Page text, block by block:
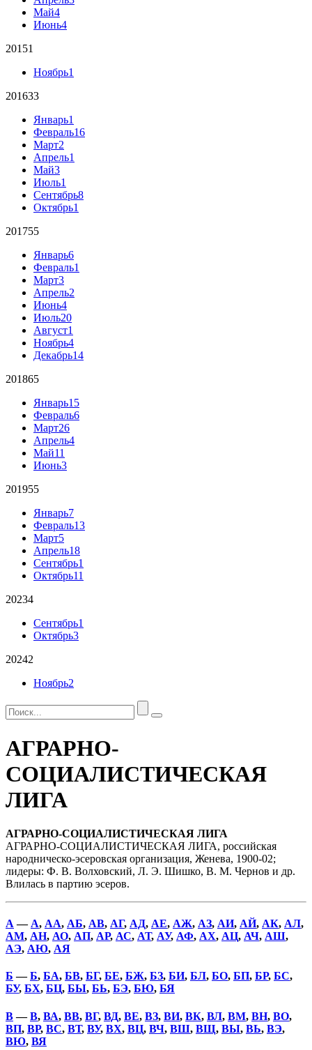
Май4
Июнь4
20151
Ноябрь1
201633
Январь1
Февраль16
Март2
Апрель1
Май3
Июль1
Сентябрь8
Октябрь1
201755
Январь6
Февраль1
Март3
Апрель2
Июнь4
Июль20
Август1
Ноябрь4
Декабрь14
201865
Январь15
Февраль6
Март26
Апрель4
Май11
Июнь3
201955
Январь7
Февраль13
Март5
Апрель18
Сентябрь1
Октябрь11
20234
Сентябрь1
Октябрь3
20242
Ноябрь2
АГРАРНО-
СОЦИАЛИСТИЧЕСКАЯ
ЛИГА
АГРАРНО-СОЦИАЛИСТИЧЕСКАЯ ЛИГА
АГРАРНО-СОЦИАЛИСТИЧЕСКАЯ ЛИГА, российская
народническо-эсеровская организация, Женева, 1900-02;
лидеры: Ф. В. Волховский, Л. Э. Шишко, В. М. Чернов и др.
Влилась в партию эсеров.
А — А, АА, АБ, АВ, АГ, АД, АЕ, АЖ, АЗ, АИ, АЙ, АК, АЛ,
АМ, АН, АО, АП, АР, АС, АТ, АУ, АФ, АХ, АЦ, АЧ, АШ,
АЭ, АЮ, АЯ
Б —Б, БА, БВ, БГ, БЕ, БЖ, БЗ, БИ, БЛ, БО, БП, БР, БС,
БУ, БХ, БЦ, БЫ, БЬ, БЭ, БЮ, БЯ
В—В, ВА, ВВ, ВГ, ВД, ВЕ, ВЗ, ВИ, ВК, ВЛ, ВМ, ВН, ВО,
ВП, ВР, ВС, ВТ, ВУ, ВХ, ВЦ, ВЧ, ВШ, ВЩ, ВЫ, ВЬ, ВЭ,
ВЮ, ВЯ